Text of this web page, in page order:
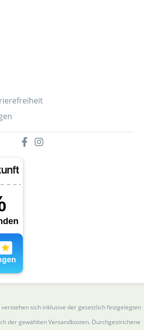
sich inklusive der gesetzlich festgelegten
der gewählten Versandkosten. Durchgestrichene